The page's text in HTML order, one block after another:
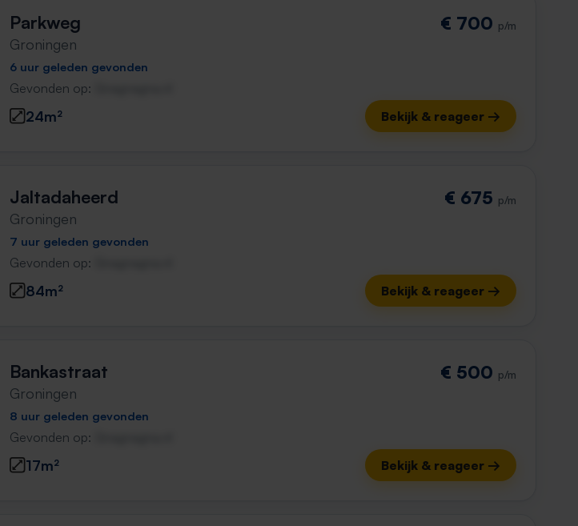
Parkweg
Groningen
€ 700 p/m
6 uur geleden gevonden
Gevonden op:
24m² Bekijk & reageer →
Jaltadaheerd
Groningen
€ 675 p/m
7 uur geleden gevonden
Gevonden op:
84m² Bekijk & reageer →
Bankastraat
Groningen
€ 500 p/m
8 uur geleden gevonden
Gevonden op:
17m² Bekijk & reageer →